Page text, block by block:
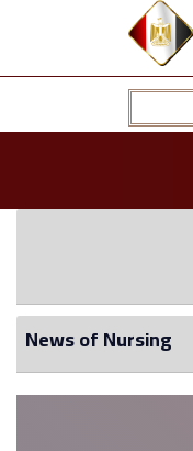
News of Nursing